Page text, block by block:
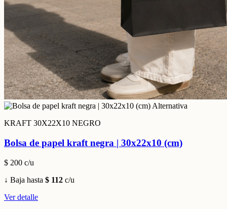
KRAFT 30X22X10 NEGRO
Bolsa de papel kraft negra | 30x22x10 (cm)
$ 200 c/u
↓ Baja hasta $ 112 c/u
Ver detalle